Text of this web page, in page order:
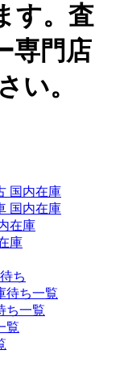
す。査
専門店
い。
国内在庫
国内在庫
在庫
庫
ち
待ち一覧
ち一覧
覧